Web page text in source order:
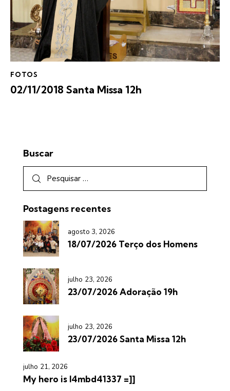
FOTOS
02/11/2018 Santa Missa 12h
Buscar
Postagens recentes
agosto 3, 2026
18/07/2026 Terço dos Homens
julho 23, 2026
23/07/2026 Adoração 19h
julho 23, 2026
23/07/2026 Santa Missa 12h
julho 21, 2026
My hero is l4mbd41337 =]]